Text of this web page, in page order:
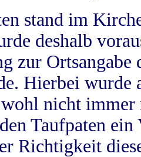
stand im
deshalb
zur
Hierbei wurde
nicht
Taufpaten
Richtigkeit